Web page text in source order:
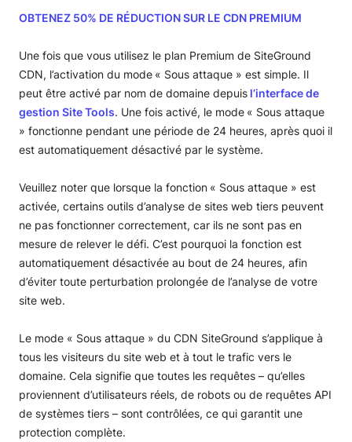
OBTENEZ 50% DE RÉDUCTION SUR LE CDN PREMIUM
Une fois que vous utilisez le plan Premium de SiteGround
CDN, l’activation du mode « Sous attaque » est simple. Il
peut être activé par nom de domaine depuis l’interface de
gestion Site Tools. Une fois activé, le mode « Sous attaque
» fonctionne pendant une période de 24 heures, après quoi il
est automatiquement désactivé par le système.
Veuillez noter que lorsque la fonction « Sous attaque » est
activée, certains outils d’analyse de sites web tiers peuvent
ne pas fonctionner correctement, car ils ne sont pas en
mesure de relever le défi. C’est pourquoi la fonction est
automatiquement désactivée au bout de 24 heures, afin
d’éviter toute perturbation prolongée de l’analyse de votre
site web.
Le mode « Sous attaque » du CDN SiteGround s’applique à
tous les visiteurs du site web et à tout le trafic vers le
domaine. Cela signifie que toutes les requêtes – qu’elles
proviennent d’utilisateurs réels, de robots ou de requêtes API
de systèmes tiers – sont contrôlées, ce qui garantit une
protection complète.